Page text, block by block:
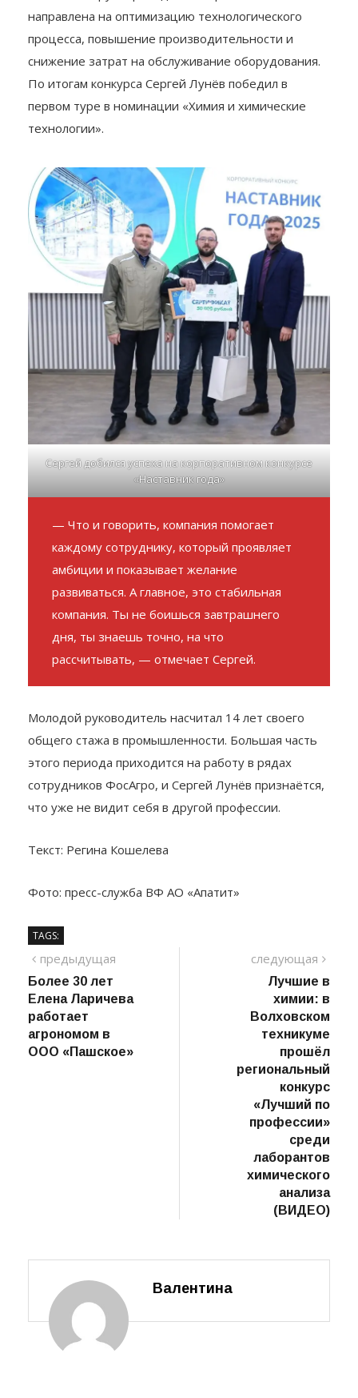
направлена на оптимизацию технологического
процесса, повышение производительности и
снижение затрат на обслуживание оборудования.
По итогам конкурса Сергей Лунёв победил в
первом туре в номинации «Химия и химические
технологии».
Сергей добился успеха на корпоративном конкурсе
«Наставник года»
— Что и говорить, компания помогает
каждому сотруднику, который проявляет
амбиции и показывает желание
развиваться. А главное, это стабильная
компания. Ты не боишься завтрашнего
дня, ты знаешь точно, на что
рассчитывать, — отмечает Сергей.
Молодой руководитель насчитал 14 лет своего
общего стажа в промышленности. Большая часть
этого периода приходится на работу в рядах
сотрудников ФосАгро, и Сергей Лунёв признаётся,
что уже не видит себя в другой профессии.
Текст: Регина Кошелева
Фото: пресс-служба ВФ АО «Апатит»
TAGS:
Навигация
по
записям
предыдущая
Более 30 лет
Елена Ларичева
работает
агрономом в
ООО «Пашское»
следующая
Лучшие в
химии: в
Волховском
техникуме
прошёл
региональный
конкурс
«Лучший по
профессии»
среди
лаборантов
химического
анализа
(ВИДЕО)
Валентина